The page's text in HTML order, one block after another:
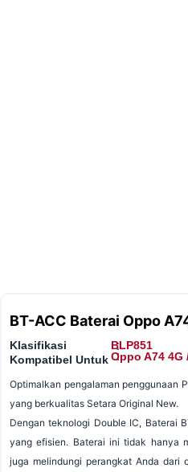
BT-ACC Baterai Oppo
Klasifikasi
Kompatibel Untuk
:
:
BLP851
Oppo A74 4G
Optimalkan pengalaman penggunaan
yang berkualitas Setara Original New.
Dengan teknologi Double IC, Baterai
yang efisien. Baterai ini tidak hanya
juga melindungi perangkat Anda dari